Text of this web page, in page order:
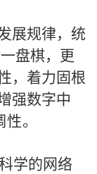
展规律， 统
盘棋，更
， 着力固根
强数字中
。
学的网络